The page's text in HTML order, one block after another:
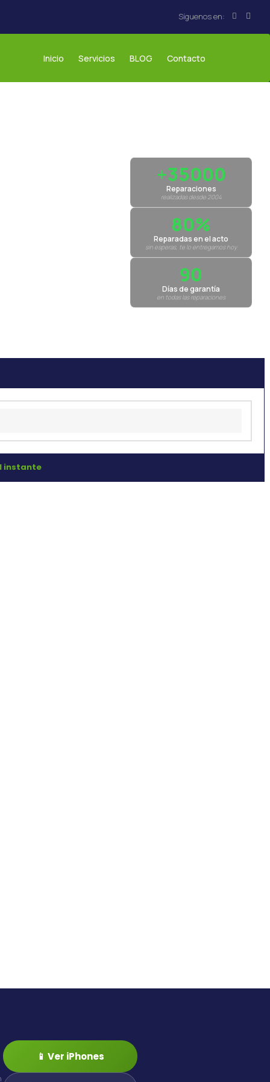
Inicio Servicios BLOG Contacto
+35000
Reparaciones
realizadas desde 2004
80%
Reparadas en el acto
sin esperas, te lo entregamos hoy
90
Días de garantía
en todas las reparaciones
instante
📱 Ver iPhones